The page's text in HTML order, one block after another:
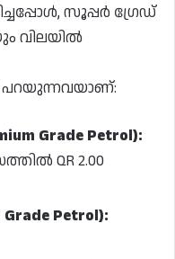
സൂപ്പർ ഗ്രേഡ്
വിലയിൽ
Grade Petrol):
QR 2.00
Petrol):